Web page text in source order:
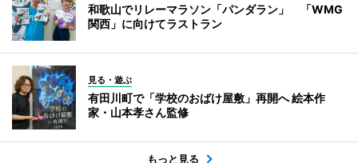
和歌山でリレーマラソン「パンダラン」 「WMG
関西」に向けてラストラン
見る・遊ぶ
有田川町で「学校のおばけ屋敷」再開へ 絵本作
家・山本孝さん監修
もっと見る